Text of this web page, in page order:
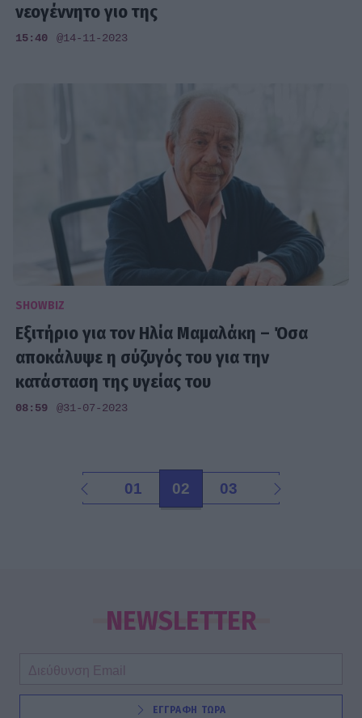
νεογέννητο γιο της
15:40 @14-11-2023
SHOWBIZ
Εξιτήριο για τον Ηλία Μαμαλάκη – Όσα
αποκάλυψε η σύζυγός του για την
κατάσταση της υγείας του
08:59 @31-07-2023
01 02 03
NEWSLETTER
ΕΓΓΡΑΦΗ ΤΩΡΑ